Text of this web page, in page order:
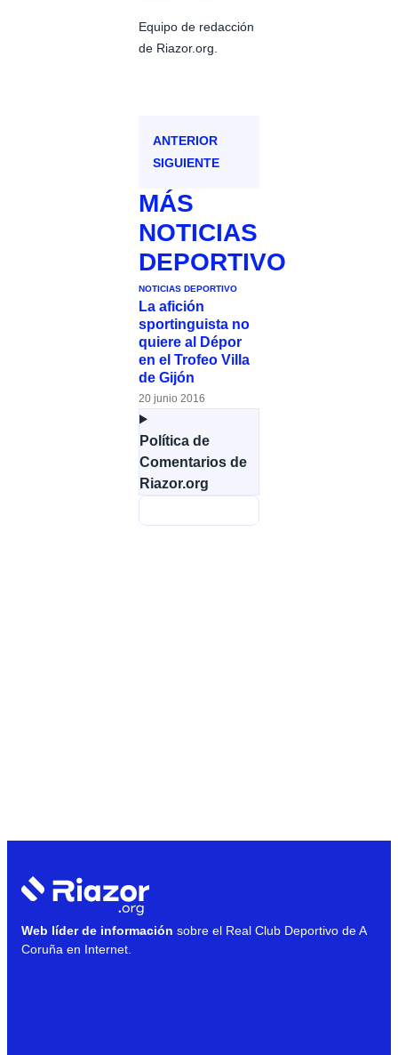
Equipo de redacción
de Riazor.org.
ANTERIOR
SIGUIENTE
MÁS
NOTICIAS
DEPORTIVO
NOTICIAS DEPORTIVO
La afición
sportinguista no
quiere al Dépor
en el Trofeo Villa
de Gijón
20 junio 2016
Política de
Comentarios de
Riazor.org
Web líder de información sobre el Real Club Deportivo de A
Coruña en Internet.